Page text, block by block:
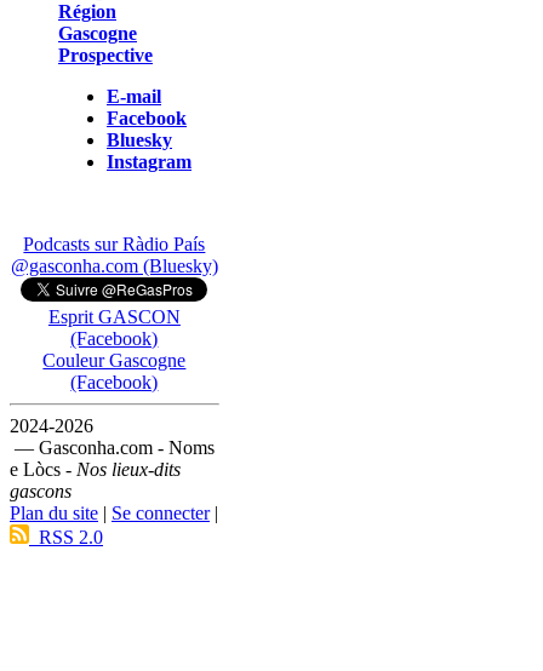
Région
Gascogne
Prospective
E-mail
Facebook
Bluesky
Instagram
Podcasts sur Ràdio País
@gasconha.com (Bluesky)
Esprit GASCON
(Facebook)
Couleur Gascogne
(Facebook)
2024-2026
— Gasconha.com - Noms
e Lòcs - Nos lieux-dits
gascons
Plan du site | Se connecter|
RSS 2.0